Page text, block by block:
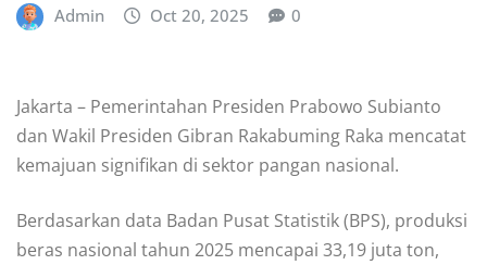
Admin Oct 20, 2025 0
Jakarta – Pemerintahan Presiden Prabowo Subianto
dan Wakil Presiden Gibran Rakabuming Raka mencatat
kemajuan signifikan di sektor pangan nasional.
Berdasarkan data Badan Pusat Statistik (BPS), produksi
beras nasional tahun 2025 mencapai 33,19 juta ton,